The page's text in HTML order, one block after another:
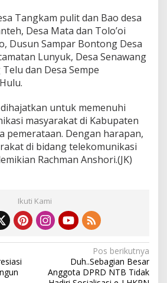
Tangkam pulit dan Bao desa
Desa Mata dan Tolo’oi
Dusun Sampar Bontong Desa
Lunyuk, Desa Senawang
dan Desa Sempe
untuk memenuhi
masyarakat di Kabupaten
pemerataan. Dengan harapan,
di bidang telekomunikasi
Rachman Anshori.(JK)
Ikuti Kami
Pos berikutnya
Duh..Sebagian Besar
Anggota DPRD NTB Tidak